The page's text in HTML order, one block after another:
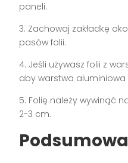
paneli.
3. Zachowaj zakładkę
pasów folii.
4. Jeśli używasz folii z
aby warstwa aluminiowa
5. Folię należy wywinąć
2-3 cm.